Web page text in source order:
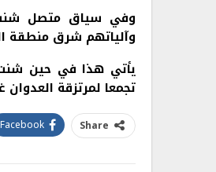
وفي سياق متصل شنت
وآلياتهم شرق منطقة
يأتي هذا في حين شنت
تجمعا لمرتزقة
Share
Facebook